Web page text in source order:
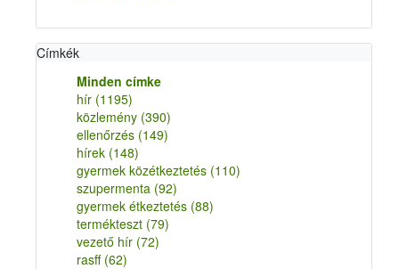
Címkék
Minden címke
hír (1195)
közlemény (390)
ellenőrzés (149)
hírek (148)
gyermek közétkeztetés (110)
szupermenta (92)
gyermek étkeztetés (88)
termékteszt (79)
vezető hír (72)
rasff (62)